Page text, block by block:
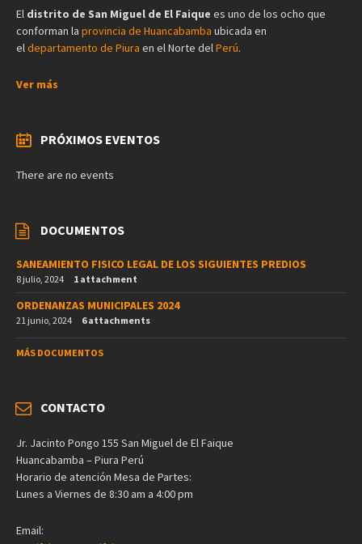
El distrito de San Miguel de El Faique es uno de los ocho que
conforman la provincia de Huancabamba ubicada en
el departamento de Piura en el Norte del Perú.
Ver más
PRÓXIMOS EVENTOS
There are no events
DOCUMENTOS
SANEAMIENTO FISICO LEGAL DE LOS SIGUIENTES PREDIOS
8 julio, 2024 1 attachment
ORDENANZAS MUNICIPALES 2024
21 junio, 2024 6 attachments
MÁS DOCUMENTOS
CONTACTO
Jr. Jacinto Pongo 155 San Miguel de El Faique
Huancabamba – Piura Perú
Horario de atención Mesa de Partes:
Lunes a Viernes de 8:30 am a 4:00 pm
Email: